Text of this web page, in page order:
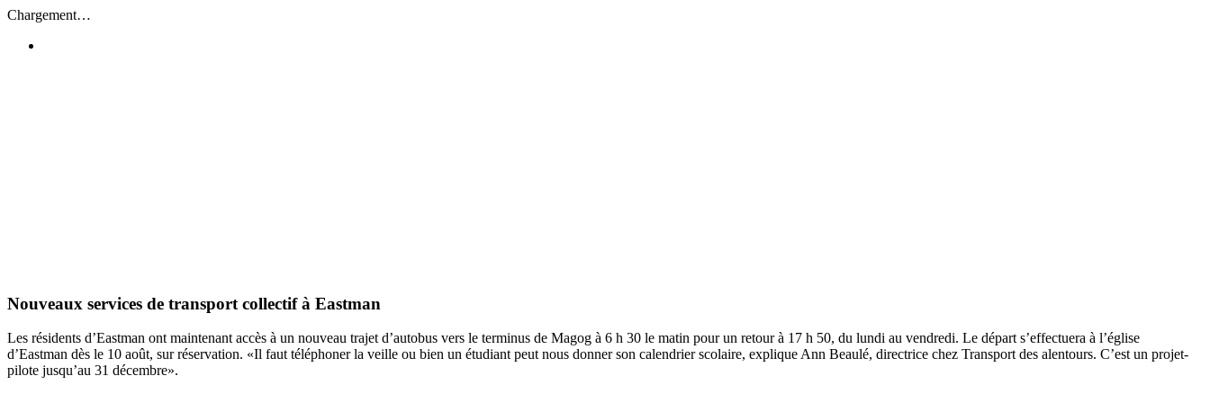
Passer
contenu
Chargement…
Nouveaux services de transport collectif à Eastman
Les résidents d’Eastman ont maintenant accès à un nouveau trajet d’autobus vers le terminus de Magog à 6 h 30 le matin pour un retour à 17 h 50, du lundi au vendredi. Le départ s’effectuera à l’église
d’Eastman dès le 10 août, sur réservation. «Il faut téléphoner la veille ou bien un étudiant peut nous donner son calendrier scolaire, explique Ann Beaulé, directrice chez Transport des alentours. C’est un projet-
pilote jusqu’au 31 décembre».